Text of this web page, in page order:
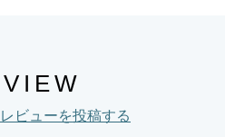
ビューを投稿する